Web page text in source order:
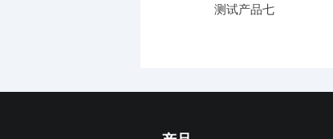
测试产品七